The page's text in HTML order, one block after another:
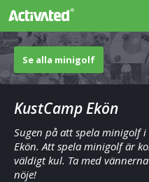
Se alla minigolf
KustCamp Ekön
Sugen på att spela minigolf i
Ekön. Att spela minigolf är
väldigt kul. Ta med
nöje!